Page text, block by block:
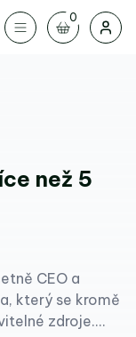
0
než 5
CEO a
který se kromě
zdroje....